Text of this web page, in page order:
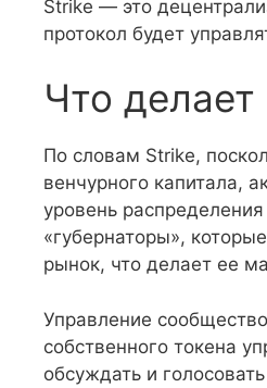
Strike — это
протокол будет
Что делает
По словам Strike,
венчурного капитала,
уровень
«губернаторы»,
рынок, что делает ее
Управление
собственного токена
обсуждать и